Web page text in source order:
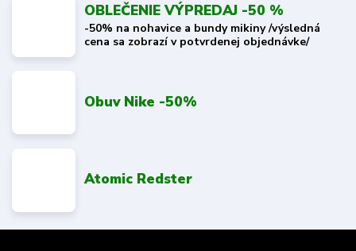
OBLEČENIE VÝPREDAJ -50 %
-50% na nohavice a bundy mikiny /výsledná
cena sa zobrazí v potvrdenej objednávke/
Obuv Nike -50%
Atomic Redster